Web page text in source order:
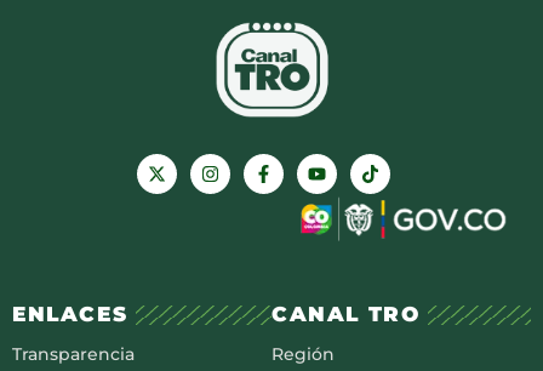
ENLACES
Transparencia
CANAL TRO
Región